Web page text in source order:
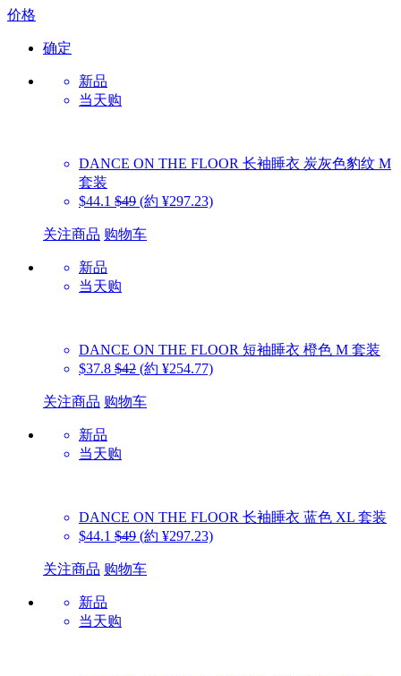
价格
确定
新品
当天购
DANCE ON THE FLOOR 长袖睡衣 炭灰色豹纹 M
套装
$44.1 $49 (約 ¥297.23)
关注商品 购物车
新品
当天购
DANCE ON THE FLOOR 短袖睡衣 橙色 M 套装
$37.8 $42 (約 ¥254.77)
关注商品 购物车
新品
当天购
DANCE ON THE FLOOR 长袖睡衣 蓝色 XL 套装
$44.1 $49 (約 ¥297.23)
关注商品 购物车
新品
当天购